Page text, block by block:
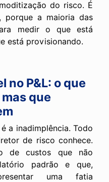
do risco. É
porque a maioria das
medir o que está
está provisionando.
no P&L: o que
que
a inadimplência. Todo
de risco conhece.
de custos que não
padrão e que,
uma fatia